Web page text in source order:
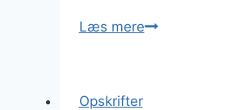
Læs mereGræskefrikadeller
Opskrifter